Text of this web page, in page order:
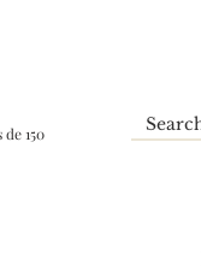
150